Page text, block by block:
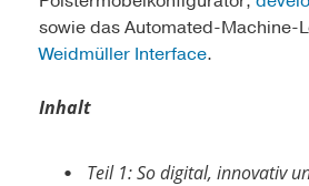
sowie das Automated-Machine-
Weidmüller Interface.
Inhalt
Teil 1: So digital, innovativ